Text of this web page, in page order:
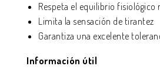
Respeta el equilibrio fisiológico
Limita la sensación de tirantez
Garantiza una excelente
Información útil